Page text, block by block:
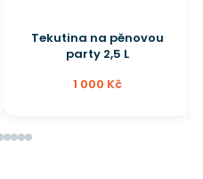
Tekutina na pěnovou
party 2,5 L
1 000 Kč